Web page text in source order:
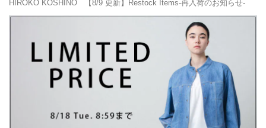
HIROKO KOSHINO 【8/9 更新】Restock Items-再入荷のお知らせ-